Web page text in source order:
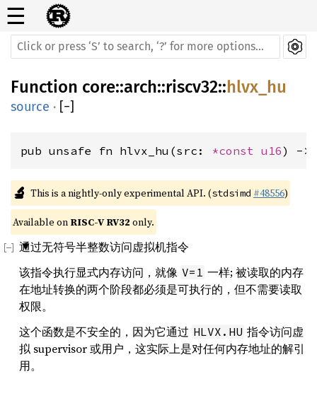
☰
Function core::arch::riscv32::hlvx_hu
source · [−]
pub unsafe fn hlvx_hu(src: *const u16) ->
🔬 This is a nightly-only experimental API. (stdsimd #48556)
Available on RISC-V RV32 only.
通过无符号半整数访问虚拟机指令
该指令执行显式内存访问，就像 V=1 一样; 被读取的内存
在地址转换的两个阶段都必须是可执行的，但不需要读取
权限。
这个函数是不安全的，因为它通过 HLVX.HU 指令访问虚
拟 supervisor 或用户，这实际上是对任何内存地址的解引
用。